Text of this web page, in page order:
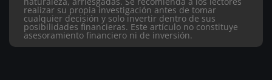
realizar su propia investigación antes de tomar
cualquier decisión y solo invertir dentro de sus
posibilidades financieras. Este artículo no constituye
asesoramiento financiero ni de inversión.